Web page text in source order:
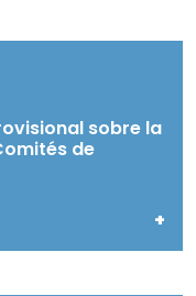
sobre la
de
+